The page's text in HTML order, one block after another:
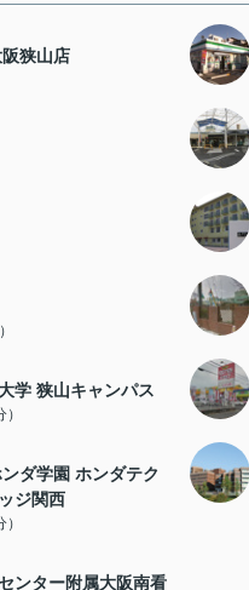
狭山店
学 狭山キャンパス
ダ学園 ホンダテク
ジ関西
ンター附属大阪南看